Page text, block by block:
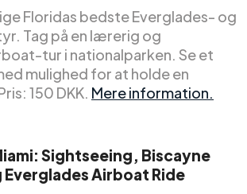
Floridas bedste Everglades- og
Tag på en lærerig og
tur i nationalparken. Se et
mulighed for at holde en
150 DKK. Mere information.
Sightseeing, Biscayne
Everglades Airboat Ride